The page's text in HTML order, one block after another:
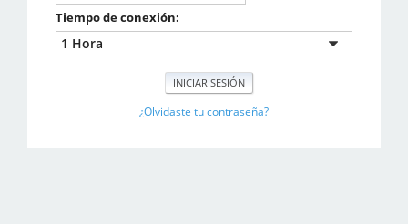
Tiempo de conexión:
¿Olvidaste tu contraseña?